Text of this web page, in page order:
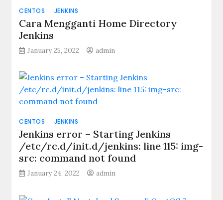
CENTOS JENKINS
Cara Mengganti Home Directory
Jenkins
January 25, 2022 admin
CENTOS JENKINS
Jenkins error – Starting Jenkins
/etc/rc.d/init.d/jenkins: line 115: img-
src: command not found
January 24, 2022 admin